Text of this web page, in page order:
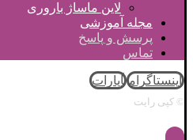
لاین ماساژ باروری
مجله آموزشی
پرسش و پاسخ
تماس
اینستاگرام آپارات
© کپی رایت